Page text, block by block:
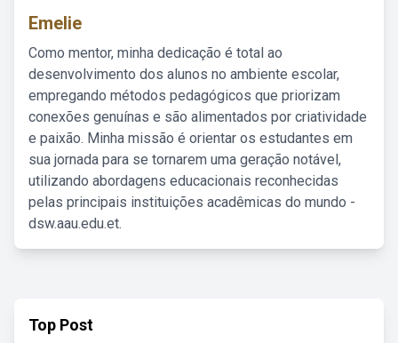
Emelie
Como mentor, minha dedicação é total ao
desenvolvimento dos alunos no ambiente escolar,
empregando métodos pedagógicos que priorizam
conexões genuínas e são alimentados por criatividade
e paixão. Minha missão é orientar os estudantes em
sua jornada para se tornarem uma geração notável,
utilizando abordagens educacionais reconhecidas
pelas principais instituições acadêmicas do mundo -
dsw.aau.edu.et.
Top Post